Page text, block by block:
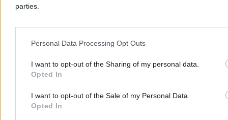
parties.
Personal Data Processing Opt Outs
I want to opt-out of the Sharing of my personal data.
Opted In
I want to opt-out of the Sale of my Personal Data.
Opted In
Upały dotarły do szpitali. Chore dzieci chłodzone
Ekstremalne upały postawiły w trudnej sytuacji nawet szpitale. Na
rodzice sami chłodzą dzieci lodem i wiatrakami. Personel przyznaje,
że modernizacja wymagałaby remontu całego oddziału, a nowy
budynek powstanie dopiero za trzy lata.